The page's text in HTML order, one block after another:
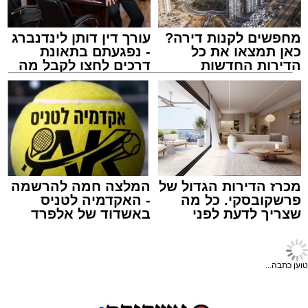
ASHDODS@ISNET.CO.IL
צילום: שמחה חסיד הצלה דרום
מערכת האתר / 18:48 05.08.26
תגים:אשדוד, תנועה
ענף עץ גדול במיוחד קרס אחר הצהריים (רביעי)
בשדרות הרצל באשדוד, סמוך לצומת יצחק
מחפשים לקנות דירה?
כאן תמצאו את כל
הדירות החדשות
למכירה באשדוד >>>
עורך דין דותן לינדנברג
- נפגעתם בתאונת
דרכים לחצו לקבל מה
שמגיע לכם
מכרז הדירות הגדול של
פרשקובסקי. כל מה
שצריך לדעת לפני
באשדוד
המלצה חמה להרשמה
- האקדמיה לטניס
באשדוד של אלפרד
חדשות אשדוד
אלימות משתוללת: ויכוח על